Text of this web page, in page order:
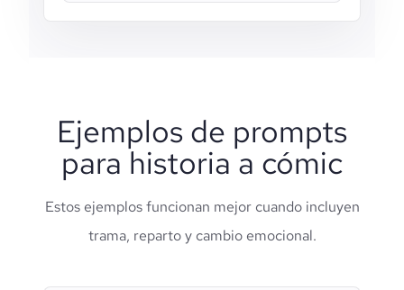
Ejemplos de prompts
para historia a cómic
Estos ejemplos funcionan mejor cuando incluyen
trama, reparto y cambio emocional.